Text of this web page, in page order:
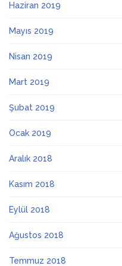
Haziran 2019
Mayıs 2019
Nisan 2019
Mart 2019
Şubat 2019
Ocak 2019
Aralık 2018
Kasım 2018
Eylül 2018
Ağustos 2018
Temmuz 2018